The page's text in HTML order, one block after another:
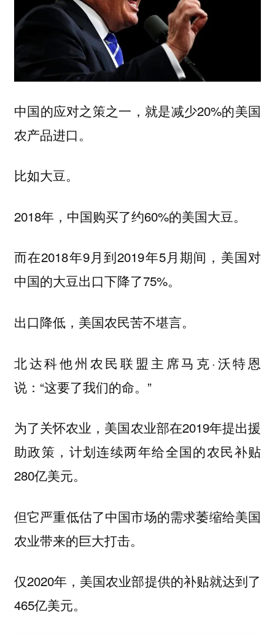
中国的应对之策之一，就是减少20%的美国
农产品进口。
比如大豆。
2018年，中国购买了约60%的美国大豆。
而在2018年9月到2019年5月期间，美国对
中国的大豆出口下降了75%。
出口降低，美国农民苦不堪言。
北达科他州农民联盟主席马克·沃特恩
说：“这要了我们的命。”
为了关怀农业，美国农业部在2019年提出援
助政策，计划连续两年给全国的农民补贴
280亿美元。
但它严重低估了中国市场的需求萎缩给美国
农业带来的巨大打击。
仅2020年，美国农业部提供的补贴就达到了
465亿美元。